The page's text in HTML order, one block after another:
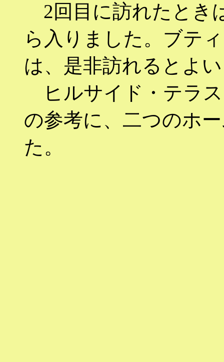
2回目に訪れたとき
ら入りました。ブテ
は、是非訪れるとよ
ヒルサイド・テラ
の参考に、二つのホ
た。